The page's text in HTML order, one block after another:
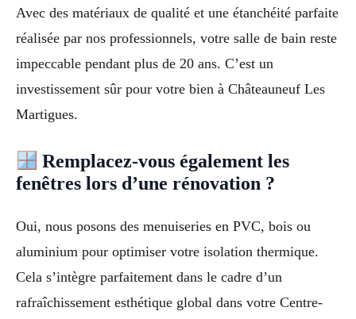
Avec des matériaux de qualité et une étanchéité parfaite
réalisée par nos professionnels, votre salle de bain reste
impeccable pendant plus de 20 ans. C’est un
investissement sûr pour votre bien à Châteauneuf Les
Martigues.
Remplacez-vous également les
fenêtres lors d’une rénovation ?
Oui, nous posons des menuiseries en PVC, bois ou
aluminium pour optimiser votre isolation thermique.
Cela s’intègre parfaitement dans le cadre d’un
rafraîchissement esthétique global dans votre Centre-